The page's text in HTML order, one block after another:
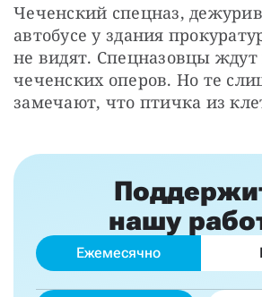
Чеченский спецназ,
автобусе у здания
не видят. Спецназовцы
чеченских оперов. Но те
замечают, что птичка из
нашу
Ежемесячно